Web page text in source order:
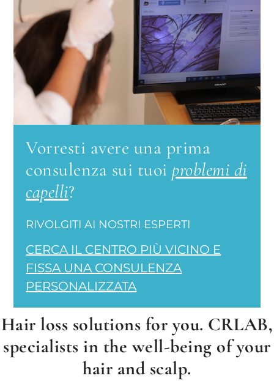
Vorresti avere una prima
consulenza sui tuoiproblemi di
capelli?
RIVOLGITI AI NOSTRI ESPERTI
CERCA IL CENTRO PIÙ VICINO E
FISSA UNA CONSULENZA
PERSONALIZZATA
Hair loss solutions for you. CRLAB,
specialists in the well-being of your
hair and scalp.